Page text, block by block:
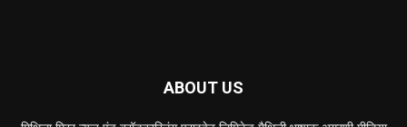
ABOUT US